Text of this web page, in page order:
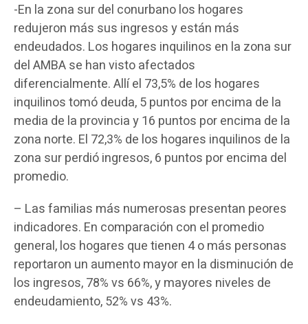
-En la zona sur del conurbano los hogares
redujeron más sus ingresos y están más
endeudados. Los hogares inquilinos en la zona sur
del AMBA se han visto afectados
diferencialmente. Allí el 73,5% de los hogares
inquilinos tomó deuda, 5 puntos por encima de la
media de la provincia y 16 puntos por encima de la
zona norte. El 72,3% de los hogares inquilinos de la
zona sur perdió ingresos, 6 puntos por encima del
promedio.
– Las familias más numerosas presentan peores
indicadores. En comparación con el promedio
general, los hogares que tienen 4 o más personas
reportaron un aumento mayor en la disminución de
los ingresos, 78% vs 66%, y mayores niveles de
endeudamiento, 52% vs 43%.